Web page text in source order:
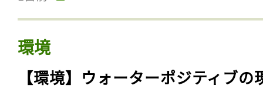
環境
【環境】ウォーターポジティブの